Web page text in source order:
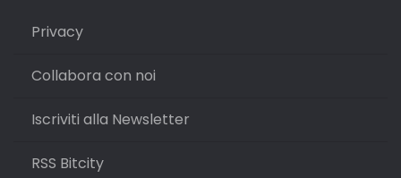
Privacy
Collabora con noi
Iscriviti alla Newsletter
RSS Bitcity